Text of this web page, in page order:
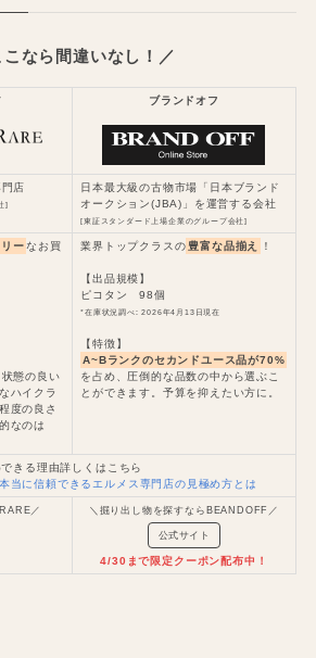
こなら間違いなし！／
ブランドオフ
店
]
日本最大級の古物市場「日本ブランド
オークション(JBA)」を運営する会社
[東証スタンダード上場企業のグループ会社]
ー なお買
状態の良い
ハイクラ
度の良さ
なのは
業界トップクラスの 豊富な品揃え ！
【出品規模】
ピコタン 98個
*在庫状況調べ: 2026年4月13日現在
【特徴】
A~Bランクのセカンドユース品が70%
を占め、圧倒的な品数の中から選ぶこ
とができます。予算を抑えたい方に。
きる理由詳しくはこちら
当に信頼できるエルメス専門店の見極め方とは
／ ＼掘り出し物を探すならBEANDOFF／
公式サイト
4/30まで限定クーポン配布中！